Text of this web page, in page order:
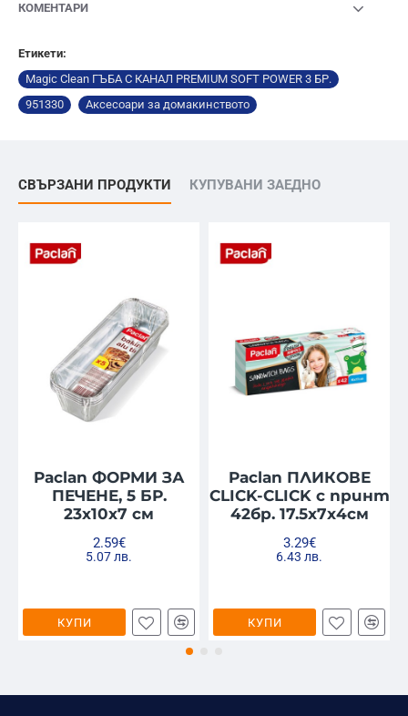
КОМЕНТАРИ
Етикети:
Magic Clean ГЪБА С КАНАЛ PREMIUM SOFT POWER 3 БР.
951330
Аксесоари за домакинството
СВЪРЗАНИ ПРОДУКТИ КУПУВАНИ ЗАЕДНО
Paclan ФОРМИ ЗА
ПЕЧЕНЕ, 5 БР.
23х10х7 см
2.59€
5.07 лв.
КУПИ
Paclan ПЛИКОВЕ
CLICK-CLICK с принт
42бр. 17.5х7х4см
3.29€
6.43 лв.
КУПИ